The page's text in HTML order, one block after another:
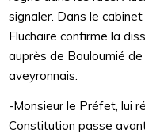
signaler. Dans le
Fluchaire confirme la
auprès de Bouloumié
aveyronnais.
-Monsieur le Préfet, lui
Constitution passe